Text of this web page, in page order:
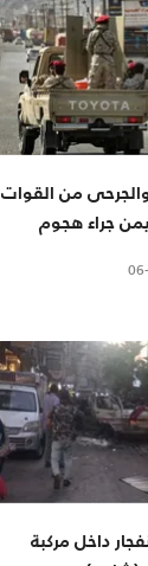
من القوات
جراء هجوم
داخل مركبة